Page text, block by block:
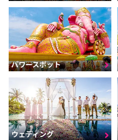
パワースポット
ウェディング